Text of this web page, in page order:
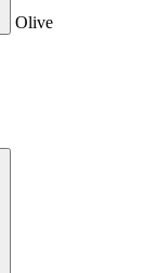
Olive